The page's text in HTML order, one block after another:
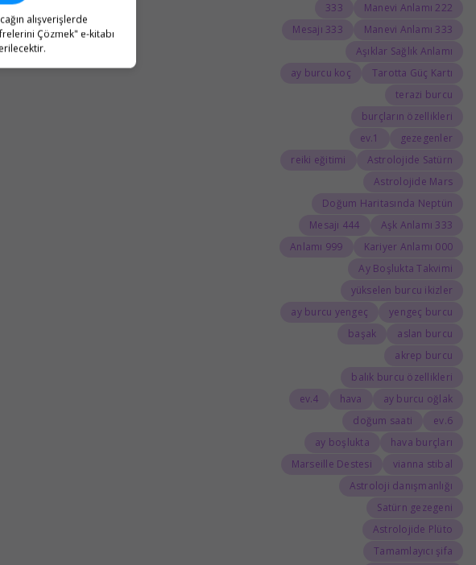
alışverişlerde
Çözmek" e-kitabı
222 Manevi Anlamı
333
333 Manevi Anlamı
333 Mesajı
Aşıklar Sağlık Anlamı
Tarotta Güç Kartı
ay burcu koç
terazi burcu
burçların özellikleri
gezegenler
1.ev
Astrolojide Satürn
reiki eğitimi
Astrolojide Mars
Doğum Haritasında Neptün
333 Aşk Anlamı
444 Mesajı
000 Kariyer Anlamı
999 Anlamı
Ay Boşlukta Takvimi
yükselen burcu ikizler
yengeç burcu
ay burcu yengeç
aslan burcu
başak
akrep burcu
balık burcu özellikleri
ay burcu oğlak
hava
4.ev
6.ev
doğum saati
hava burçları
ay boşlukta
vianna stibal
Marseille Destesi
Astroloji danışmanlığı
Satürn gezegeni
Astrolojide Plüto
Tamamlayıcı şifa